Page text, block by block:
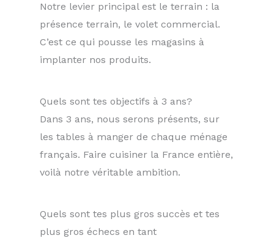
Notre levier principal est le terrain : la
présence terrain, le volet commercial.
C’est ce qui pousse les magasins à
implanter nos produits.
Quels sont tes objectifs à 3 ans?
Dans 3 ans, nous serons présents, sur
les tables à manger de chaque ménage
français. Faire cuisiner la France entière,
voilà notre véritable ambition.
Quels sont tes plus gros succès et tes
plus gros échecs en tant